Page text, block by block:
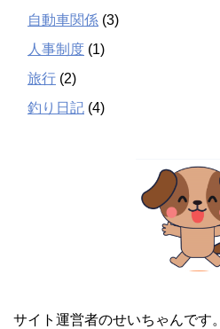
自動車関係 (3)
人事制度 (1)
旅行 (2)
釣り日記 (4)
サイト運営者のせいちゃんです。